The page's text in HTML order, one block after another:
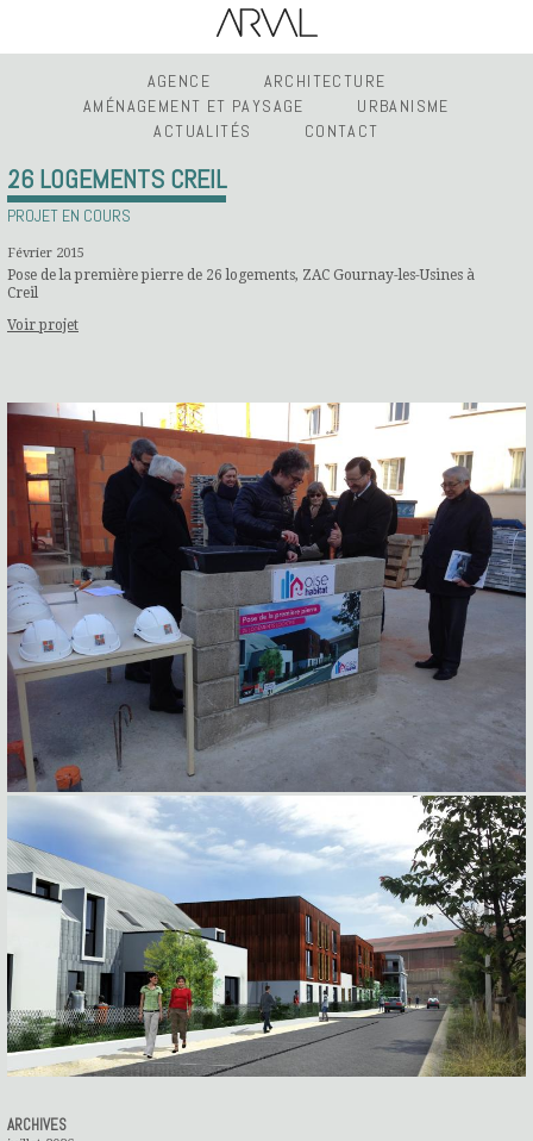
AGENCE
ARCHITECTURE
AMÉNAGEMENT ET PAYSAGE
URBANISME
ACTUALITÉS
CONTACT
26 LOGEMENTS CREIL
PROJET EN COURS
Février 2015
Pose de la première pierre de 26 logements, ZAC Gournay-les-Usines à
Creil
Voir projet
ARCHIVES